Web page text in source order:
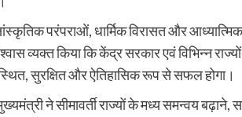
परंपराओं, धार्मिक विरासत और
व्यक्त किया कि केंद्र सरकार एवं विभिन्न
सुरक्षित और ऐतिहासिक रूप से सफल होगा।
ने सीमावर्ती राज्यों के मध्य समन्वय बढ़ाने,